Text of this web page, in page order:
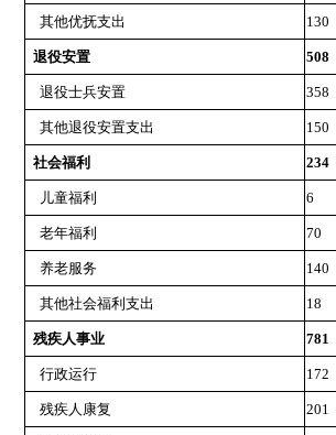
其他优抚支出 130
退役安置 508
退役士兵安置 358
其他退役安置支出 150
社会福利 234
儿童福利 6
老年福利 70
养老服务 140
其他社会福利支出 18
残疾人事业 781
行政运行 172
残疾人康复 201